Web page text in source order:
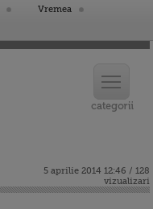
Vremea
5 aprilie 2014 12:46 / 128
vizualizari